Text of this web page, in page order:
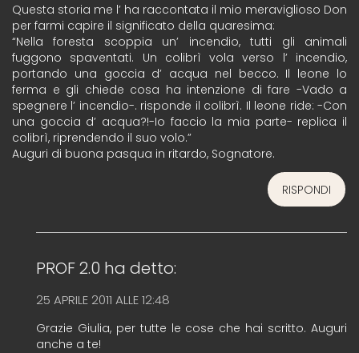
Questa storia me l’ ha raccontata il mio meraviglioso Don
per farmi capire il significato della quaresima:
“Nella foresta scoppia un’ incendio, tutti gli animali
fuggono spaventati. Un colibrì vola verso l’ incendio,
portando una goccia d’ acqua nel becco. Il leone lo
ferma e gli chiede cosa ha intenzione di fare -Vado a
spegnere l’ incendio-. risponde il colibrì. Il leone ride: -Con
una goccia d’ acqua?!-Io faccio la mia parte- replica il
colibrì, riprendendo il suo volo.”
Auguri di buona pasqua in ritardo, Sognatore.
RISPONDI
PROF 2.0 ha detto:
25 APRILE 2011 ALLE 12:48
Grazie Giulia, per tutte le cose che hai scritto. Auguri
anche a te!